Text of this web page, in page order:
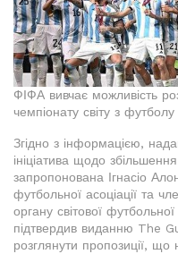
ФІФА вивчає можливість
чемпіонату світу з
Згідно з інформацією,
ініціатива щодо
запропонована Ігнасіо
футбольної асоціації та
органу світової
підтвердив виданню The
розглянути пропозиції, що